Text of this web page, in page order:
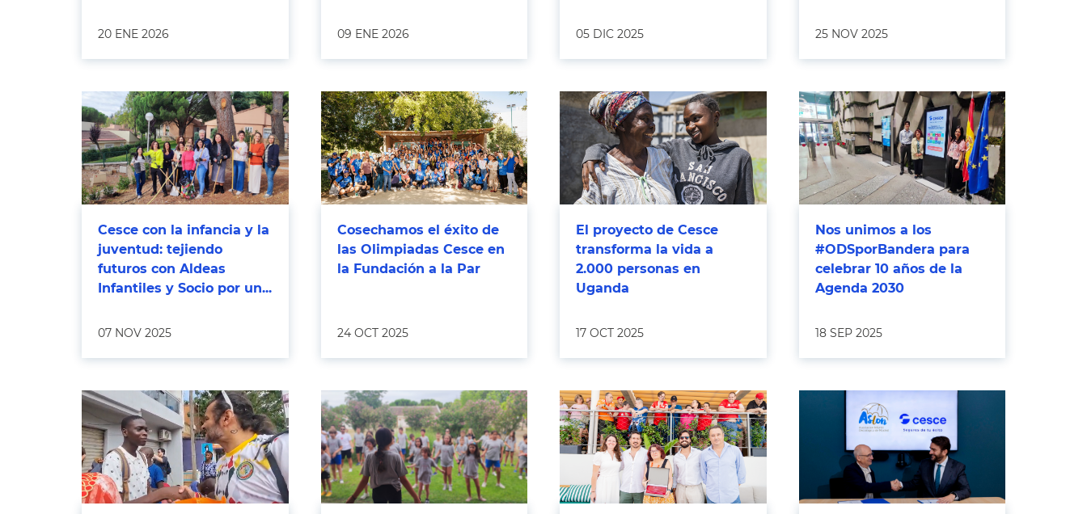
20 ENE 2026 09 ENE 2026 05 DIC 2025 25 NOV 2025
Cesce con la infancia y la
juventud: tejiendo
futuros con Aldeas
Infantiles y Socio por un...
07 NOV 2025
Cosechamos el éxito de
las Olimpiadas Cesce en
la Fundación a la Par
24 OCT 2025
El proyecto de Cesce
transforma la vida a
2.000 personas en
Uganda
17 OCT 2025
Nos unimos a los
#ODSporBandera para
celebrar 10 años de la
Agenda 2030
18 SEP 2025